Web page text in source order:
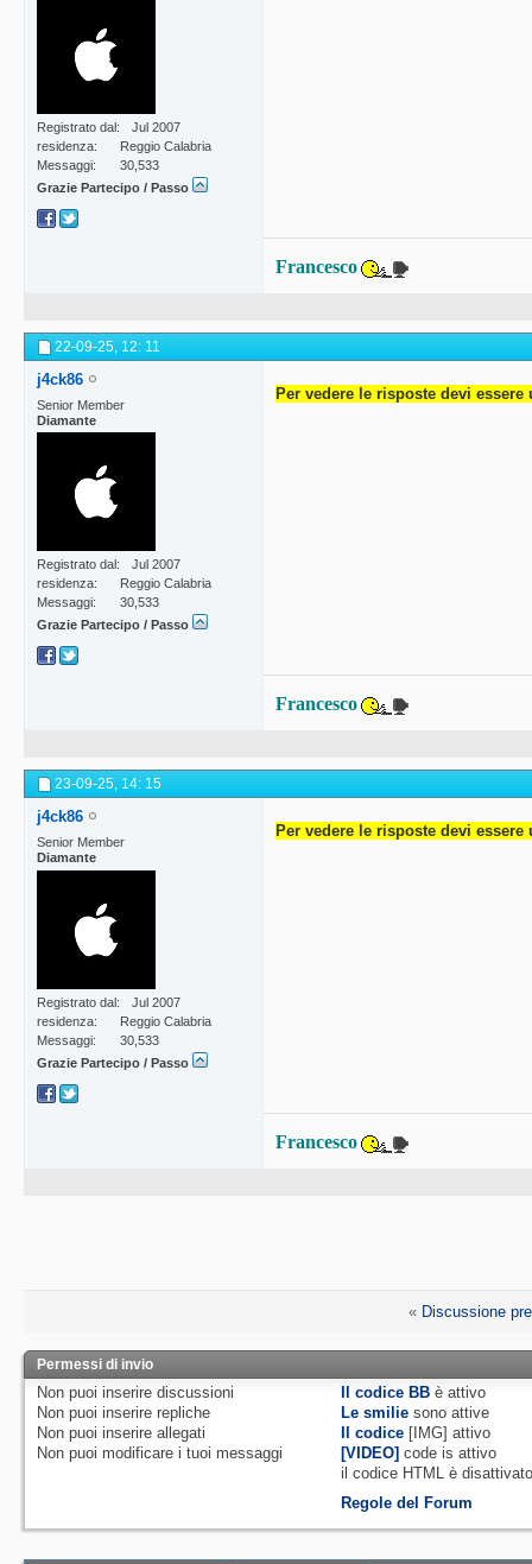
Registrato dal
Jul 2007
residenza
Reggio Calabria
Messaggi
30,533
Grazie Partecipo / Passo
Francesco
22-09-25, 12: 11
j4ck86
Senior Member
Diamante
Registrato dal
Jul 2007
residenza
Reggio Calabria
Messaggi
30,533
Grazie Partecipo / Passo
Per vedere le risposte devi
Francesco
23-09-25, 14: 15
j4ck86
Senior Member
Diamante
Registrato dal
Jul 2007
residenza
Reggio Calabria
Messaggi
30,533
Grazie Partecipo / Passo
Per vedere le risposte devi
Francesco
« Discussione
Permessi di invio
Non puoi inserire discussioni
Non puoi inserire repliche
Non puoi inserire allegati
Non puoi modificare i tuoi messaggi
Il codice BB èattivo
Le smilie sono attive
Il codice [IMG]attivo
[VIDEO] code isattivo
il codice HTML è
Regole del Forum